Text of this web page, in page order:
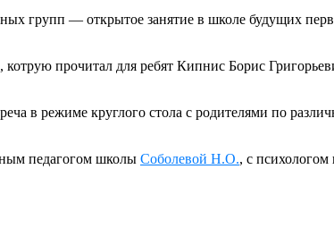
групп — открытое занятие в школе будущих
прочитал для ребят Кипнис Борис
в режиме круглого стола с родителями по
педагогом школы Соболевой Н.О., с